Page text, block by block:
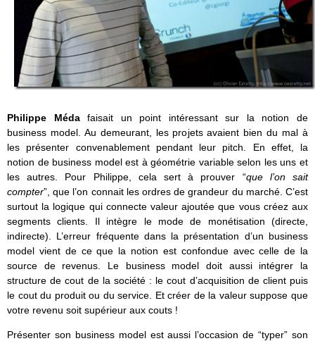
Philippe Médafaisait un point intéressant sur la notion de
business model. Au demeurant, les projets avaient bien du mal à
les présenter convenablement pendant leur pitch. En effet, la
notion de business model est à géométrie variable selon les uns et
les autres. Pour Philippe, cela sert à prouver “que l’on sait
compter”, que l’on connait les ordres de grandeur du marché. C’est
surtout la logique qui connecte valeur ajoutée que vous créez aux
segments clients. Il intègre le mode de monétisation (directe,
indirecte). L’erreur fréquente dans la présentation d’un business
model vient de ce que la notion est confondue avec celle de la
source de revenus. Le business model doit aussi intégrer la
structure de cout de la société : le cout d’acquisition de client puis
le cout du produit ou du service. Et créer de la valeur suppose que
votre revenu soit supérieur aux couts !
Présenter son business model est aussi l’occasion de “typer” son